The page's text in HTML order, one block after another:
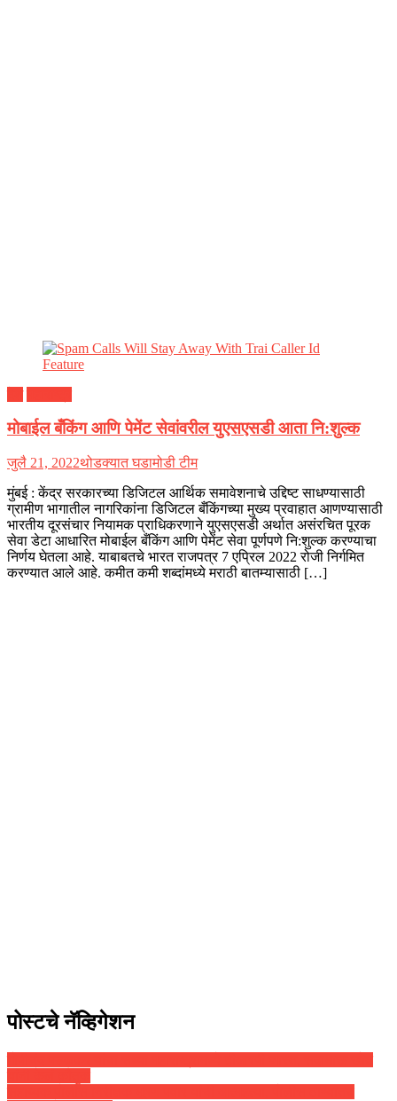
मोबाईल बँकिंग आणि पेमेंट सेवांवरील युएसएसडी आता नि:शुल्क
जुलै 21, 2022थोडक्यात घडामोडी टीम
मुंबई : केंद्र सरकारच्या डिजिटल आर्थिक समावेशनाचे उद्दिष्ट साधण्यासाठी
ग्रामीण भागातील नागरिकांना डिजिटल बँकिंगच्या मुख्य प्रवाहात आणण्यासाठी
भारतीय दूरसंचार नियामक प्राधिकरणाने युएसएसडी अर्थात असंरचित पूरक
सेवा डेटा आधारित मोबाईल बँकिंग आणि पेमेंट सेवा पूर्णपणे नि:शुल्क करण्याचा
निर्णय घेतला आहे. याबाबतचे भारत राजपत्र 7 एप्रिल 2022 रोजी निर्गमित
करण्यात आले आहे. कमीत कमी शब्दांमध्ये मराठी बातम्यासाठी […]
पोस्टचे नॅव्हिगेशन